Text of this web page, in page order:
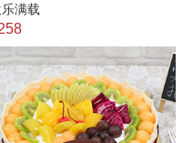
满载